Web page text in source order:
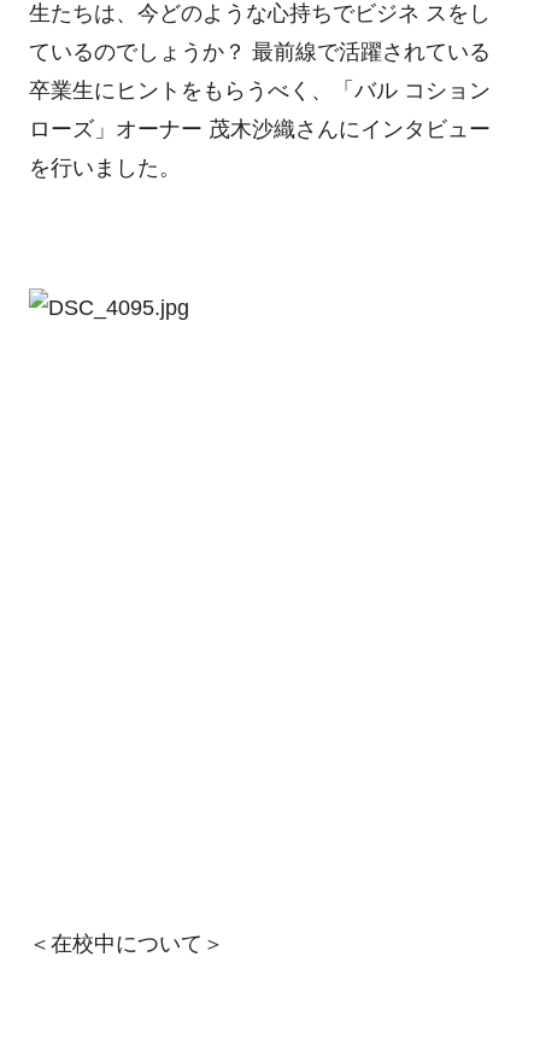
生たちは、今どのような心持ちでビジネ スをし
ているのでしょうか？ 最前線で活躍されている
卒業生にヒントをもらうべく、「バル コション
ローズ」オーナー 茂木沙織さんにインタビュー
を行いました。
＜在校中について＞